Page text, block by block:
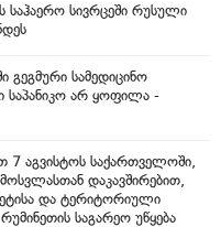
სივრცეში რუსული
გეგმური სამედიცინო
საპანიკო არ ყოფილა -
7 აგვისტოს საქართველოში,
დაკავშირებით,
და ტერიტორიული
საგარეო უწყება